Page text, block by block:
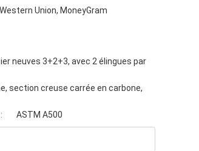
Union, MoneyGram
neuves 3+2+3, avec 2 élingues par
section creuse carrée en carbone,
ASTM A500